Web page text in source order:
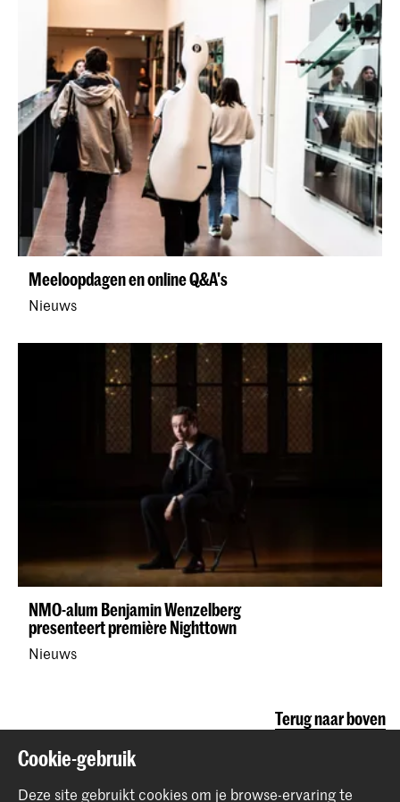
Meeloopdagen en online Q&A's
Nieuws
NMO-alum Benjamin Wenzelberg
presenteert première Nighttown
Nieuws
Terug naar boven
Contact
Cookie-gebruik
Deze site gebruikt cookies om je browse-ervaring te